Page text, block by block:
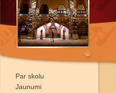
Par skolu
Jaunumi